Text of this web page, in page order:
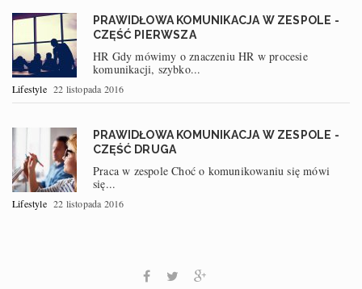
PRAWIDŁOWA KOMUNIKACJA W ZESPOLE -
CZĘŚĆ PIERWSZA
HR Gdy mówimy o znaczeniu HR w procesie
komunikacji, szybko...
Lifestyle 22 listopada 2016
PRAWIDŁOWA KOMUNIKACJA W ZESPOLE -
CZĘŚĆ DRUGA
Praca w zespole Choć o komunikowaniu się mówi
się...
Lifestyle 22 listopada 2016